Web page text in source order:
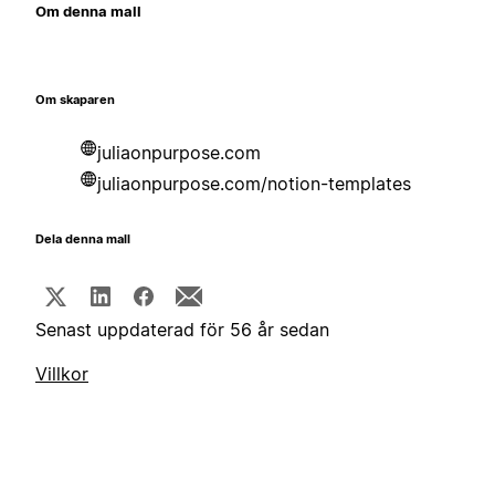
Om denna mall
Om skaparen
juliaonpurpose.com
juliaonpurpose.com/notion-templates
Dela denna mall
Senast uppdaterad för 56 år sedan
Villkor